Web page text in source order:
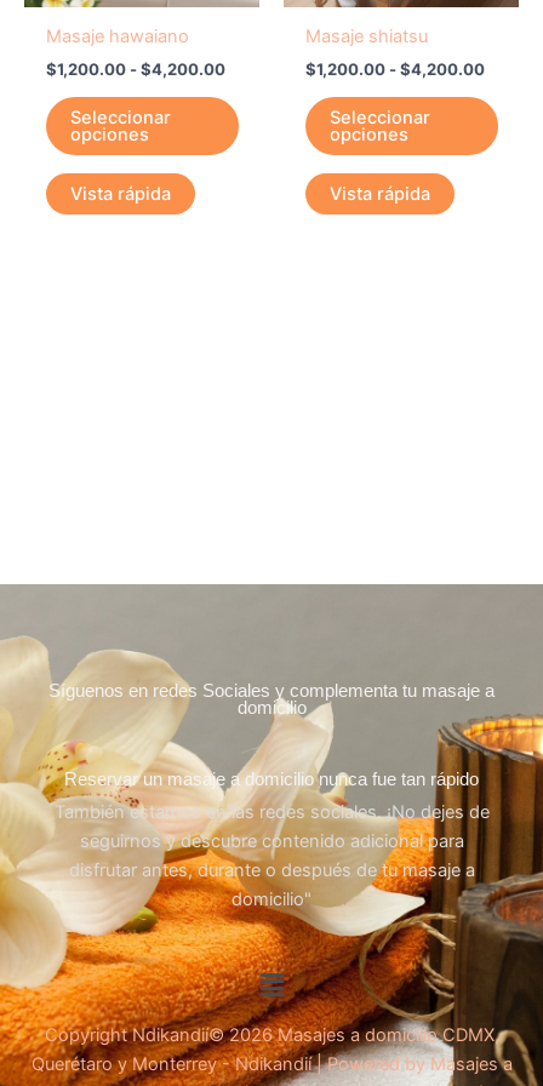
Masaje hawaiano
$1,200.00 - $4,200.00
Seleccionar
opciones
página
producto
Vista rápida
Masaje shiatsu
$1,200.00 - $4,200.00
Seleccionar
opciones
Vista rápida
Síguenos en redes Sociales y complementa tu masaje a
domicilio
Reservar un masaje a domicilio nunca fue tan rápido
También estamos en las redes sociales. ¡No dejes de
seguirnos y descubre contenido adicional para
disfrutar antes, durante o después de tu masaje a
domicilio"
Menú
Copyright Ndikandií© 2026 Masajes a domicilio CDMX,
Querétaro y Monterrey - Ndikandií | Powered by Masajes a